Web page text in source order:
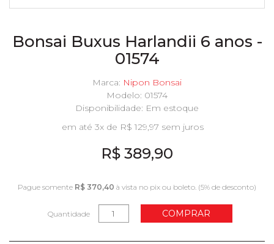
Bonsai Buxus Harlandii 6 anos -
01574
Marca: Nipon Bonsai
Modelo: 01574
Disponibilidade: Em estoque
R$ 389,90
em até 3x de R$ 129,97 sem juros
Pague somente R$ 370,40 à vista no pix ou boleto. (5% de desconto)
Quantidade COMPRAR